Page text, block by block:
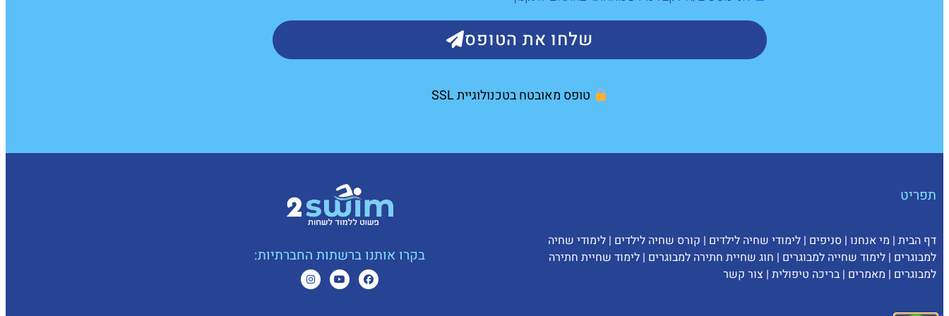
שלחו את הטופס
טופס מאובטח בטכנולוגיית SSL
תפריט
דף הבית | מי אנחנו | סניפים | לימודי שחיה לילדים | קורס שחיה לילדים | לימודי שחיה
למבוגרים | לימוד שחייה למבוגרים | חוג שחיית חתירה למבוגרים | לימוד שחיית חתירה
למבוגרים | מאמרים | בריכה טיפולית | צור קשר
בקרו אותנו ברשתות החברתיות: